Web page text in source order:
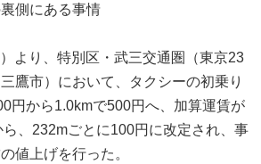
側にある事情
より、特別区・武三交通圏（東京23
鷹市）において、タクシーの初乗り
円から1.0kmで500円へ、加算運賃が
、232mごとに100円に改定され、事
値上げを行った。